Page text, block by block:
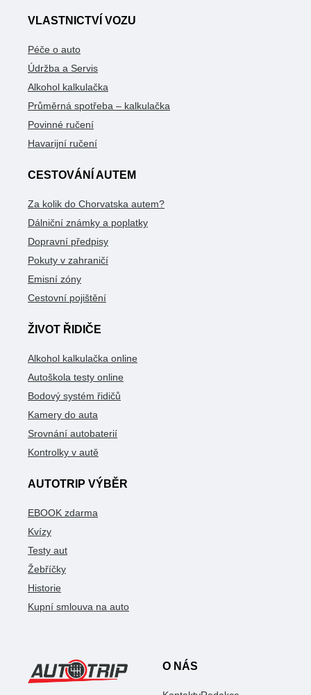
VLASTNICTVÍ VOZU
Péče o auto
Údržba a Servis
Alkohol kalkulačka
Průměrná spotřeba – kalkulačka
Povinné ručení
Havarijní ručení
CESTOVÁNÍ AUTEM
Za kolik do Chorvatska autem?
Dálniční známky a poplatky
Dopravní předpisy
Pokuty v zahraničí
Emisní zóny
Cestovní pojištění
ŽIVOT ŘIDIČE
Alkohol kalkulačka online
Autoškola testy online
Bodový systém řidičů
Kamery do auta
Srovnání autobaterií
Kontrolky v autě
AUTOTRIP VÝBĚR
EBOOK zdarma
Kvízy
Testy aut
Žebříčky
Historie
Kupní smlouva na auto
O NÁS